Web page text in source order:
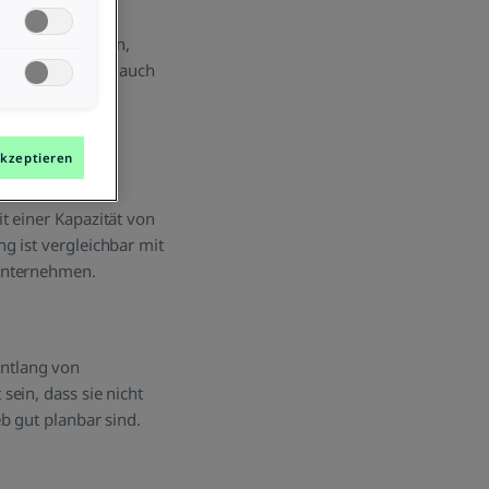
werden,
es aber auch
an:
ist rund das
einer Kapazität von
ist vergleichbar mit
von
dass sie nicht
gut planbar sind.
Nähere
Link auf